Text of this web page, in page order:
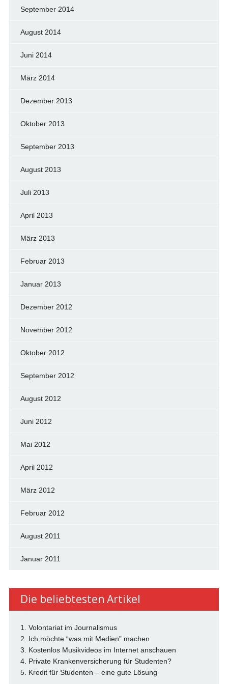
September 2014
August 2014
Juni 2014
März 2014
Dezember 2013
Oktober 2013
September 2013
August 2013
Juli 2013
April 2013
März 2013
Februar 2013
Januar 2013
Dezember 2012
November 2012
Oktober 2012
September 2012
August 2012
Juni 2012
Mai 2012
April 2012
März 2012
Februar 2012
August 2011
Januar 2011
Die beliebtesten Artikel
1. Volontariat im Journalismus
2. Ich möchte “was mit Medien” machen
3. Kostenlos Musikvideos im Internet anschauen
4. Private Krankenversicherung für Studenten?
5. Kredit für Studenten – eine gute Lösung